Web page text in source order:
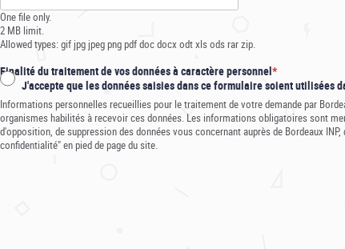
One file only.
2 MB limit.
Allowed types: gif jpg jpeg png pdf doc docx odt xls ods rar zip.
Finalité du traitement de vos données à caractère personnel
J'accepte que les données saisies dans ce formulaire soient utilisées
Informations personnelles recueillies pour le traitement de votre demande par
organismes habilités à recevoir ces données. Les informations obligatoires sont
d'opposition, de suppression des données vous concernant auprès de Bordeaux
confidentialité" en pied de page du site.